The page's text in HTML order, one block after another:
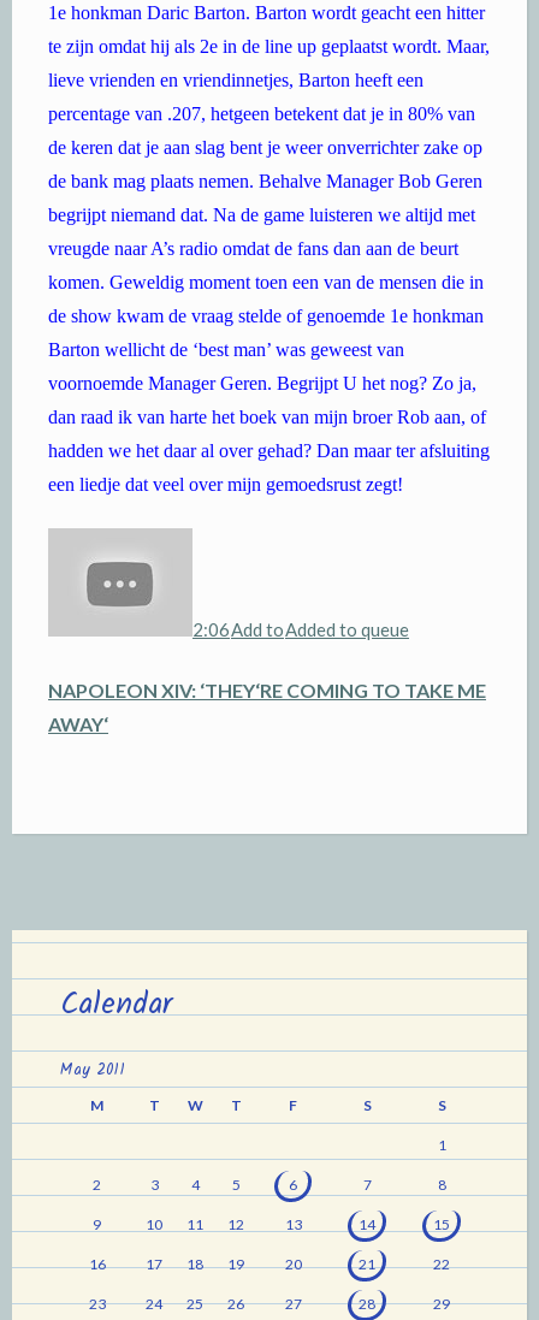
1e honkman Daric Barton. Barton wordt geacht een hitter
te zijn omdat hij als 2e in de line up geplaatst wordt. Maar,
lieve vrienden en vriendinnetjes, Barton heeft een
percentage van .207, hetgeen betekent dat je in 80% van
de keren dat je aan slag bent je weer onverrichter zake op
de bank mag plaats nemen. Behalve Manager Bob Geren
begrijpt niemand dat. Na de game luisteren we altijd met
vreugde naar A’s radio omdat de fans dan aan de beurt
komen. Geweldig moment toen een van de mensen die in
de show kwam de vraag stelde of genoemde 1e honkman
Barton wellicht de ‘best man’ was geweest van
voornoemde Manager Geren. Begrijpt U het nog? Zo ja,
dan raad ik van harte het boek van mijn broer Rob aan, of
hadden we het daar al over gehad? Dan maar ter afsluiting
een liedje dat veel over mijn gemoedsrust zegt!
2:06Add toAdded to queue
NAPOLEON XIV: ‘THEY‘RE COMING TO TAKE ME
AWAY‘
Calendar
May 2011
M T W T F S S
1
2 3 4 5 6 7 8
9 10 11 12 13 14 15
16 17 18 19 20 21 22
23 24 25 26 27 28 29